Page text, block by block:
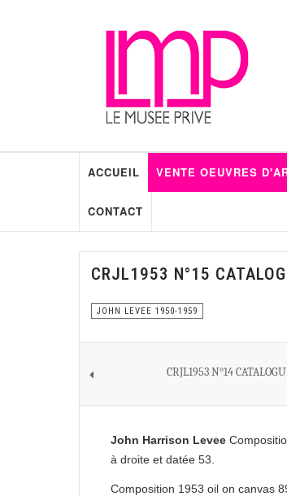
ACCUEIL VENTE OEUVRES
CONTACT
CRJL1953 N°15
JOHN LEVEE 1950-1959
CRJL1953 N°14
John Harrison Levee
à droite et datée 53.
Composition 1953 oil on canvas